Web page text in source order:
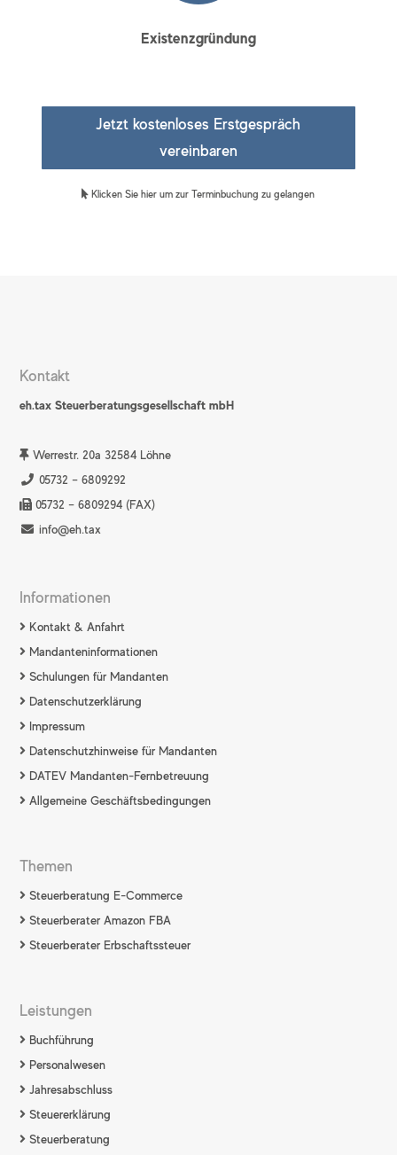
Existenzgründung
Jetzt kostenloses Erstgespräch
vereinbaren
Klicken Sie hier um zur Terminbuchung zu gelangen
Kontakt
eh.tax Steuerberatungsgesellschaft mbH
Werrestr. 20a 32584 Löhne
05732 – 6809292
05732 – 6809294 (FAX)
info@eh.tax
Informationen
Kontakt & Anfahrt
Mandanteninformationen
Schulungen für Mandanten
Datenschutzerklärung
Impressum
Datenschutzhinweise für Mandanten
DATEV Mandanten-Fernbetreuung
Allgemeine Geschäftsbedingungen
Themen
Steuerberatung E-Commerce
Steuerberater Amazon FBA
Steuerberater Erbschaftssteuer
Leistungen
Buchführung
Personalwesen
Jahresabschluss
Steuererklärung
Steuerberatung